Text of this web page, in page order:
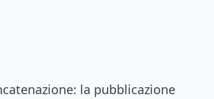
la pubblicazione